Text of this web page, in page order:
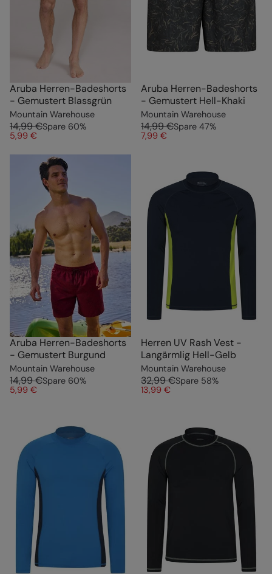
Aruba Herren-Badeshorts
- Gemustert Blassgrün
Mountain Warehouse
14,99 €Spare 60%
5,99 €
Aruba Herren-Badeshorts
- Gemustert Hell-Khaki
Mountain Warehouse
14,99 €Spare 47%
7,99 €
Aruba Herren-Badeshorts
- Gemustert Burgund
Mountain Warehouse
14,99 €Spare 60%
5,99 €
Herren UV Rash Vest -
Langärmlig Hell-Gelb
Mountain Warehouse
32,99 €Spare 58%
13,99 €